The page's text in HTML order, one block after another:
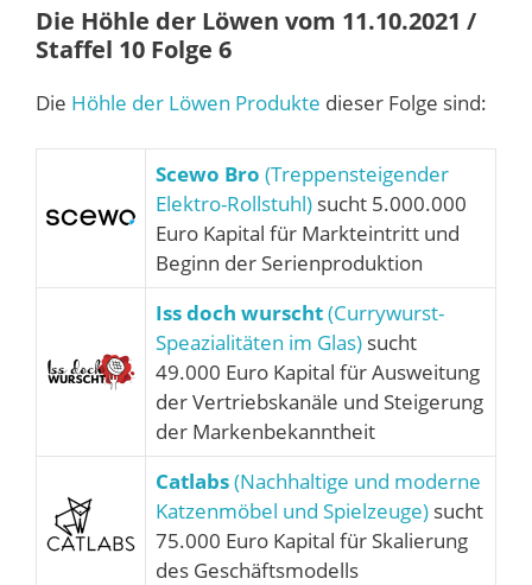
Die Höhle der Löwen vom 11.10.2021 /
Staffel 10 Folge 6
Die Höhle der Löwen Produkte dieser Folge sind:
Scewo Bro (Treppensteigender
Elektro-Rollstuhl) sucht 5.000.000
Euro Kapital für Markteintritt und
Beginn der Serienproduktion
Iss doch wurscht(Currywurst-
Speazialitäten im Glas) sucht
49.000 Euro Kapital für Ausweitung
der Vertriebskanäle und Steigerung
der Markenbekanntheit
Catlabs(Nachhaltige und moderne
Katzenmöbel und Spielzeuge) sucht
75.000 Euro Kapital für Skalierung
des Geschäftsmodells